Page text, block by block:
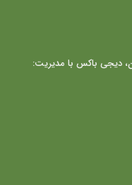
دیجی باکس با مدیریت: